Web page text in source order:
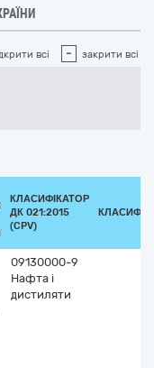
всі - закрити всі
КЛАСИФІКАТОР
ДК 021:2015
(CPV)
09130000-9
Нафта і
дистиляти